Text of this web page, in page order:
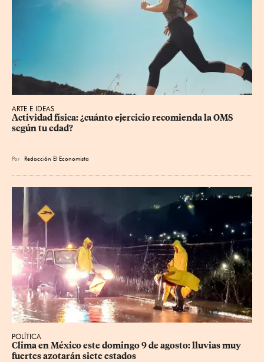
ARTE E IDEAS
Actividad física: ¿cuánto ejercicio recomienda la OMS
según tu edad?
Por Redacción El Economista
POLÍTICA
Clima en México este domingo 9 de agosto: lluvias muy
fuertes azotarán siete estados